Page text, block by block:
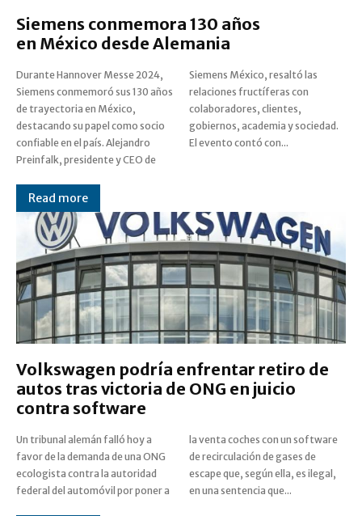
Siemens conmemora 130 años
en México desde Alemania
Durante Hannover Messe 2024,
Siemens conmemoró sus 130 años
de trayectoria en México,
destacando su papel como socio
confiable en el país. Alejandro
Preinfalk, presidente y CEO de
Siemens México, resaltó las
relaciones fructíferas con
colaboradores, clientes,
gobiernos, academia y sociedad.
El evento contó con...
Read more
Volkswagen podría enfrentar retiro de
autos tras victoria de ONG en juicio
contra software
Un tribunal alemán falló hoy a
favor de la demanda de una ONG
ecologista contra la autoridad
federal del automóvil por poner a
la venta coches con un software
de recirculación de gases de
escape que, según ella, es ilegal,
en una sentencia que...